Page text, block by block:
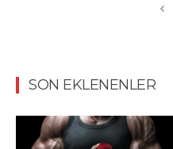
SON EKLENENLER